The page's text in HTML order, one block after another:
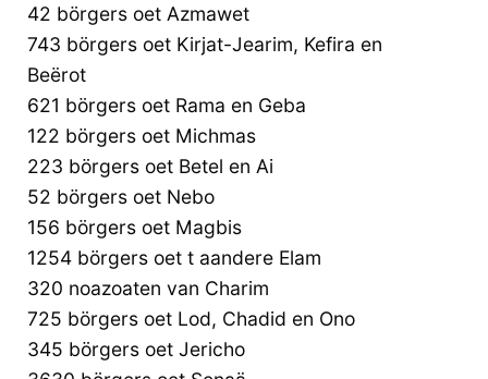
42 börgers oet Azmawet
743 börgers oet Kirjat-Jearim, Kefira en
Beërot
621 börgers oet Rama en Geba
122 börgers oet Michmas
223 börgers oet Betel en Ai
52 börgers oet Nebo
156 börgers oet Magbis
1254 börgers oet t aandere Elam
320 noazoaten van Charim
725 börgers oet Lod, Chadid en Ono
345 börgers oet Jericho